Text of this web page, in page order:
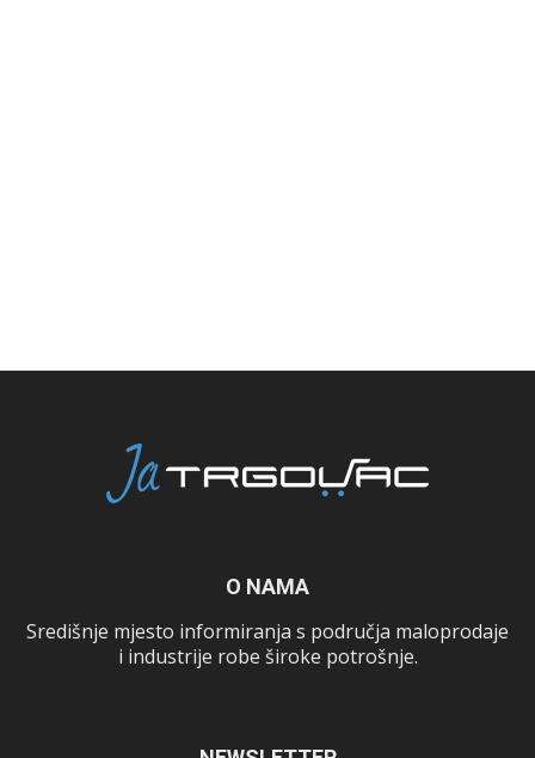
O NAMA
Središnje mjesto informiranja s područja maloprodaje
i industrije robe široke potrošnje.